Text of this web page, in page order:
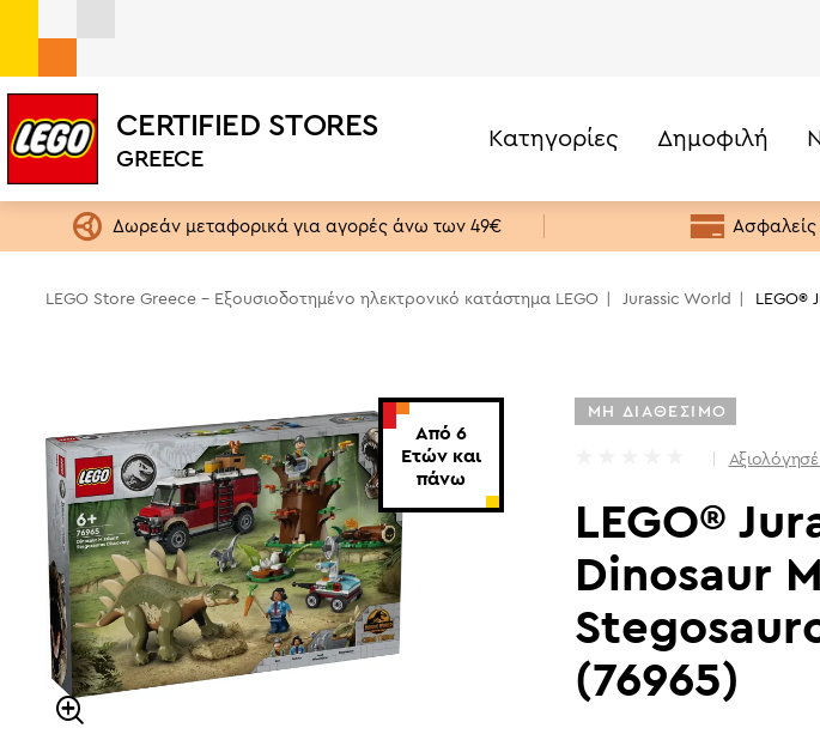
CERTIFIED STORES
GREECE
Κατηγορίες
Σετ ανά Κατηγορία
LEGO One Piece
LEGO Editions
Speed Champions
Star Wars
Brickheadz
Δείτε τα όλα
1,5+ ετών
4+ ετών
18+ ετών
Δημοφιλή
Δωρεάν μεταφορικά για αγορές άνω των 49€
LEGO Store Greece - Εξουσιοδοτημένο ηλεκτρονικό κατάστημα LEGO Jurassic World LEGO®
Από 6
Ετών και
πάνω
ΜΗ ΔΙΑΘΕΣΙΜΟ
LEGO®
Dinosaur
(76965)
LEGO® Jurassic World Dinosaur Missions: Stegosaurous Discovery (76965)